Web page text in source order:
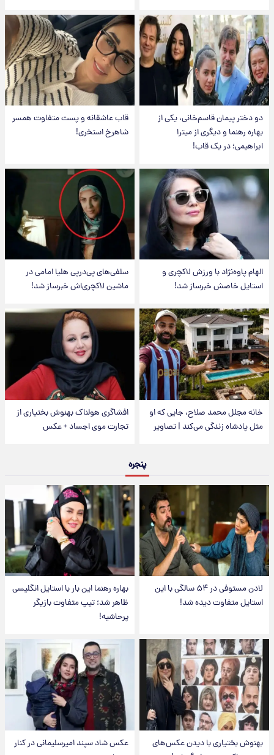
دو دختر پیمان قاسم‌خانی، یکی از
بهاره رهنما و دیگری از میترا
ابراهیمی؛ در یک قاب!
قاب عاشقانه و پست متفاوت همسر
شاهرخ استخری!
الهام پاوه‌نژاد با ورزش لاکچری و
استایل خاصش خبرساز شد!
سلفی‌های پی‌درپی هلیا امامی در
ماشین لاکچری‌اش خبرساز شد!
خانه مجلل محمد صلاح، جایی که او
مثل پادشاه زندگی می‌کند | تصاویر
افشاگری هولناک بهنوش بختیاری از
تجارت موی اجساد + عکس
پنجره
لادن مستوفی در ۵۴ سالگی با این
استایل متفاوت دیده شد!
بهاره رهنما این بار با استایل انگلیسی
ظاهر شد؛ تیپ متفاوت بازیگر
پرحاشیه!
بهنوش بختیاری با دیدن عکس‌های
عکس شاد سپند امیرسلیمانی در کنار